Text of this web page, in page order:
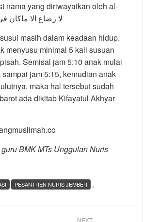
nama yang diriwayatkan oleh al-
masih dalam keadaan hidup.
menyusu minimal 5 kali susuan
Semisal jam 5:10 anak mulai
jam 5:15, kemudian anak
maka hal tersebut sudah
ada dikitab Kifayatul Akhyar
BMK MTs Unggulan Nuris
,
PESANTREN NURIS JEMBER
NEXT